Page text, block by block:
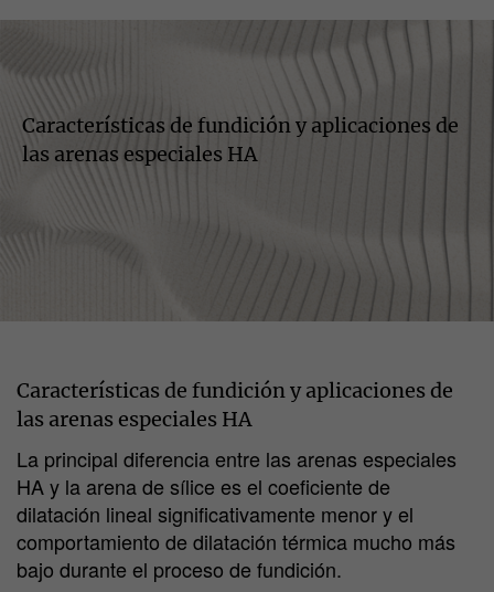
Características de fundición y aplicaciones de
las arenas especiales HA
Características de fundición y aplicaciones de
las arenas especiales HA
La principal diferencia entre las arenas especiales
HA y la arena de sílice es el coeficiente de
dilatación lineal significativamente menor y el
comportamiento de dilatación térmica mucho más
bajo durante el proceso de fundición.